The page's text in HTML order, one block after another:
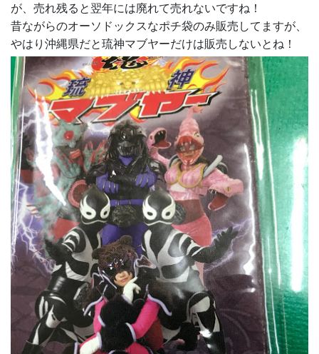
が、売れ残ると翌年には廃れて売れないですね！
昔ながらのオーソドックスなポチ袋のみ販売してますが、
やはり沖縄県だと琉神マブヤーだけは販売しないとね！